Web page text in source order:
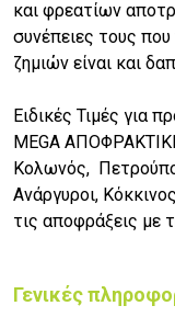
και φρεατίων
συνέπειες τους
ζημιών είναι και
Ειδικές Τιμές για
MEGA
Κολωνός,
Ανάργυροι,
τις αποφράξεις με
Γενικές